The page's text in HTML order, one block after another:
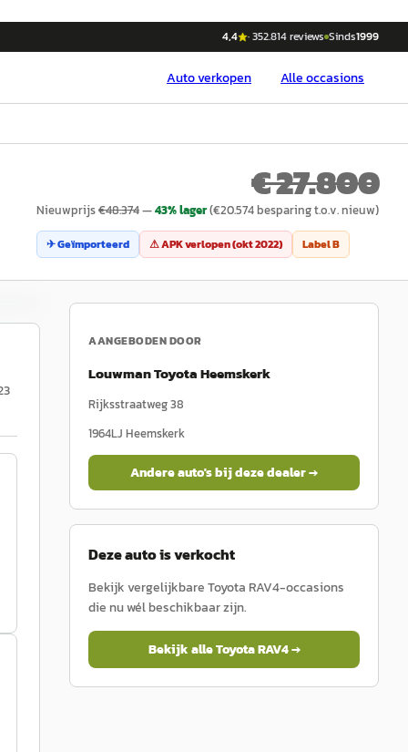
4,4 ·352.814reviews Sinds1999
Autoverkopen Alle occasions
€ 27.800
Nieuwprijs€48.374—43% lager(€20.574besparing t.o.v. nieuw)
✈ Geïmporteerd ⚠ APK verlopen (okt 2022) LabelB
AANGEBODEN DOOR
Louwman Toyota Heemskerk
Rijksstraatweg 38
1964LJ Heemskerk
Andere auto's bij deze dealer →
Deze auto is verkocht
Bekijk vergelijkbareToyota RAV4-occasions
die nu wél beschikbaar zijn.
Bekijk alleToyotaRAV4→